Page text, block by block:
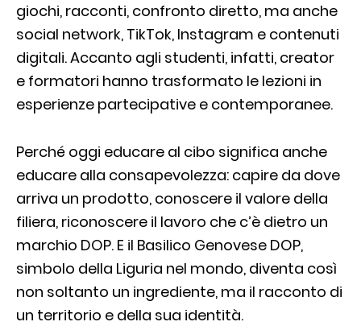
giochi, racconti, confronto diretto, ma anche
social network, TikTok, Instagram e contenuti
digitali. Accanto agli studenti, infatti, creator
e formatori hanno trasformato le lezioni in
esperienze partecipative e contemporanee.
Perché oggi educare al cibo significa anche
educare alla consapevolezza: capire da dove
arriva un prodotto, conoscere il valore della
filiera, riconoscere il lavoro che c’è dietro un
marchio DOP. E il Basilico Genovese DOP,
simbolo della Liguria nel mondo, diventa così
non soltanto un ingrediente, ma il racconto di
un territorio e della sua identità.